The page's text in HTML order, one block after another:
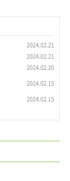
2024.02.21
2024.02.21
2024.02.20
2024.02.15
2024.02.15